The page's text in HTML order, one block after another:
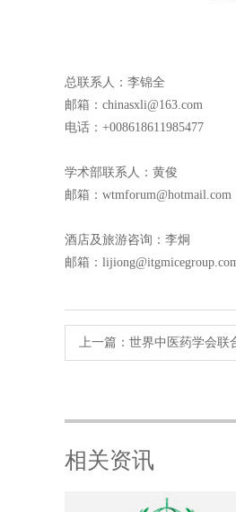
总联系人：李锦全
邮箱：chinasxli@163.com
电话：+008618611985477
学术部联系人：黄俊
邮箱：wtmforum@hotmail.com
酒店及旅游咨询：李炯
邮箱：
上一篇： 世界中医药学会联
相关资讯